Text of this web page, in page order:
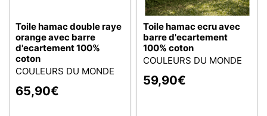
Toile hamac double raye
orange avec barre
d'ecartement 100%
coton
COULEURS DU MONDE
65,90€
Toile hamac ecru avec
barre d'ecartement
100% coton
COULEURS DU MONDE
59,90€